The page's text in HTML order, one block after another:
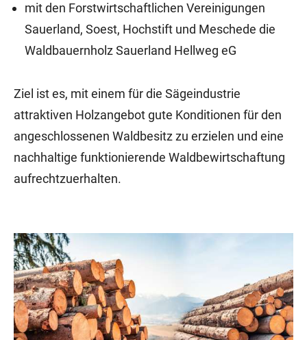
mit den Forstwirtschaftlichen Vereinigungen
Sauerland, Soest, Hochstift und Meschede die
Waldbauernholz Sauerland Hellweg eG
Ziel ist es, mit einem für die Sägeindustrie
attraktiven Holzangebot gute Konditionen für den
angeschlossenen Waldbesitz zu erzielen und eine
nachhaltige funktionierende Waldbewirtschaftung
aufrechtzuerhalten.